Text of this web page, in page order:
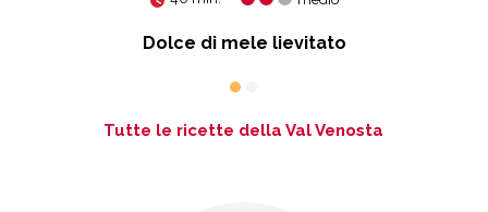
Dolce di mele lievitato
Tutte le ricette della Val Venosta